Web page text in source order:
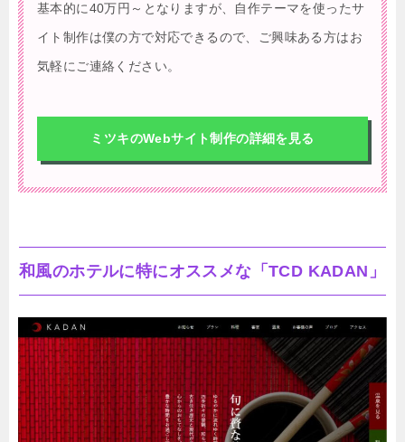
基本的に40万円～となりますが、自作テーマを使ったサ
イト制作は僕の方で対応できるので、ご興味ある方はお
気軽にご連絡ください。
ミツキのWebサイト制作の詳細を見る
和風のホテルに特にオススメな「TCD KADAN」